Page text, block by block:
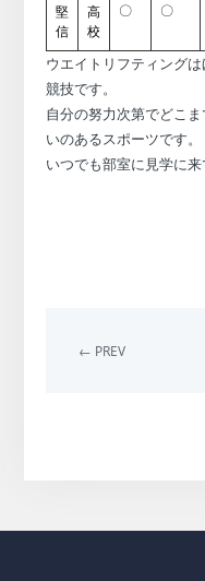
堅
信
高
校
〇
〇
ウエイトリフティング
競技です。
自分の努力次第でどこ
いのあるスポーツです。
いつでも部室に見学に来
← PREV